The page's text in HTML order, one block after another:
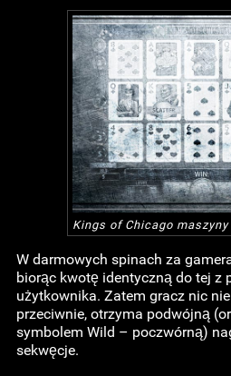
Kings of Chicago
W darmowych spinach za
biorąc kwotę identyczną do tej z
użytkownika. Zatem gracz nic
przeciwnie, otrzyma podwójną
symbolem Wild – poczwórną)
sekwęcje.